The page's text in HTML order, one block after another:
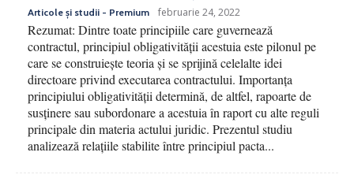
Articole și studii - Premium februarie 24, 2022
Rezumat: Dintre toate principiile care guvernează
contractul, principiul obligativității acestuia este pilonul pe
care se construiește teoria și se sprijină celelalte idei
directoare privind executarea contractului. Importanța
principiului obligativității determină, de altfel, rapoarte de
susținere sau subordonare a acestuia în raport cu alte reguli
principale din materia actului juridic. Prezentul studiu
analizează relațiile stabilite între principiul pacta...